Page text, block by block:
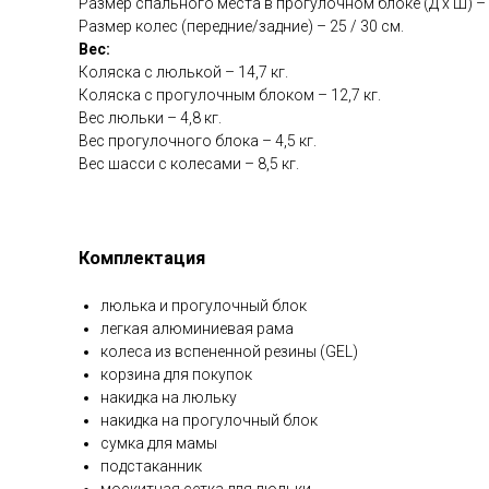
Размер колес (передние/задние) – 25 / 30 см.
Вес:
Коляска с люлькой – 14,7 кг.
Коляска с прогулочным блоком – 12,7 кг.
Вес люльки – 4,8 кг.
Вес прогулочного блока – 4,5 кг.
Вес шасси с колесами – 8,5 кг.
Комплектация
люлька и прогулочный блок
легкая алюминиевая рама
колеса из вспененной резины (GEL)
корзина для покупок
накидка на люльку
накидка на прогулочный блок
сумка для мамы
подстаканник